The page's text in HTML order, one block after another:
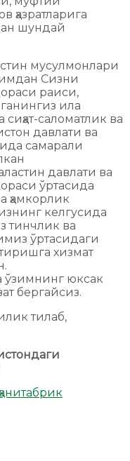
шундай
мусулмонлари
Сизни
раиси,
ила
саломатлик ва
давлати ва
самарали
давлати ва
ўртасида
ҳамкорлик
келгусида
тинчлик ва
ўртасидаги
хизмат
ўзимнинг юксак
бергайсиз.
тилаб,
табрик